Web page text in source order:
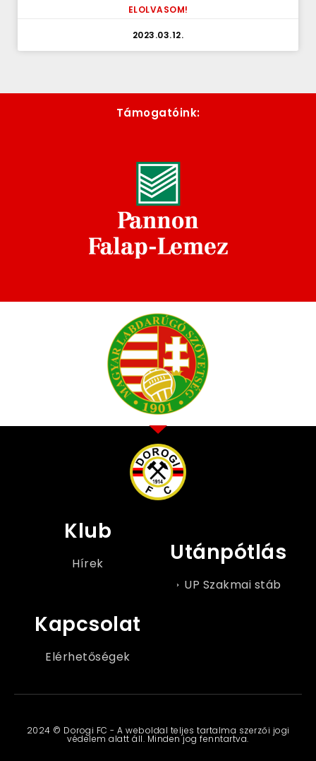
ELOLVASOM!
2023.03.12.
Támogatóink:
Klub
Hírek Utánpótlás
UP Szakmai stáb
Kapcsolat
Elérhetőségek
2024 © Dorogi FC - A weboldal teljes tartalma szerzői jogi
védelem alatt áll. Minden jog fenntartva.